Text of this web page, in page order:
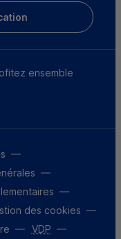
ensemble
des cookies
VDP